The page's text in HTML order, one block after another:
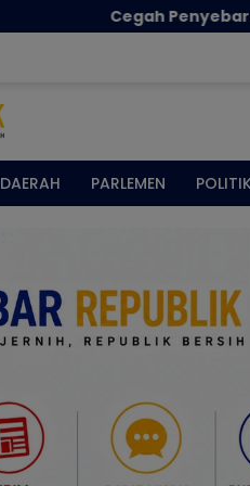
Cegah Penyebaran Paham
DAERAH PARLEMEN POLITIK